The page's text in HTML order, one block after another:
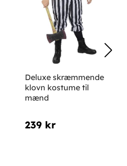
Deluxe skræmmende
klovn kostume til
mænd
239 kr